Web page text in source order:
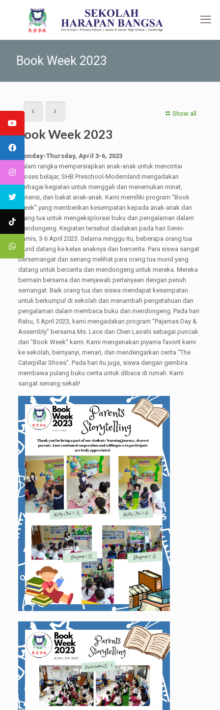
Book Week 2023
Show all
Book Week 2023
Monday-Thursday, April 3-6, 2023
Dalam rangka mempersiapkan anak-anak untuk mencintai
proses belajar, SHB Preschool-Modernland mengadakan
berbagai kegiatan untuk menggali dan menemukan minat,
potensi, dan bakat anak-anak. Kami memiliki program “Book
Week” yang memberikan kesempatan kepada anak-anak dan
orang tua untuk mengeksplorasi buku dan pengalaman dalam
mendongeng. Kegiatan tersebut diadakan pada hari Senin-
Kamis, 3-6 April 2023. Selama minggu itu, beberapa orang tua
murid datang ke kelas anaknya dan bercerita. Para siswa sangat
bersemangat dan senang melihat para orang tua murid yang
datang untuk bercerita dan mendongeng untuk mereka. Mereka
bermain bersama dan menjawab pertanyaan dengan penuh
semangat. Baik orang tua dan siswa mendapat kesempatan
untuk berkumpul di sekolah dan menambah pengetahuan dan
pengalaman dalam membaca buku dan mendongeng. Pada hari
Rabu, 5 April 2023, kami mengadakan program “Pajamas Day &
Assembly” bersama Ms. Lace dan Chen Laoshi sebagai puncak
dari “Book Week” kami. Kami mengenakan piyama favorit kami
ke sekolah, bernyanyi, menari, dan mendengarkan cerita “The
Caterpillar Shoes”. Pada hari itu juga, siswa dengan gembira
membawa pulang buku cerita untuk dibaca di rumah. Kami
sangat senang sekali!